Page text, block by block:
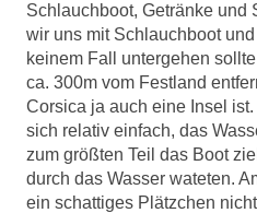
Schlauchboot, Getränke und
wir uns mit Schlauchboot
keinem Fall untergehen
ca. 300m vom Festland
Corsica ja auch eine Insel
sich relativ einfach, das
zum größten Teil das Boot
durch das Wasser wateten.
ein schattiges Plätzchen